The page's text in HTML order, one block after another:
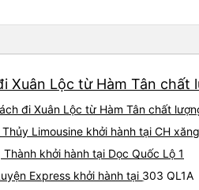
Xuân Lộc từ Hàm Tân chất
đi Xuân Lộc từ Hàm Tân chất
Thủy Limousine khởi hành tại CH
Thành khởi hành tại Dọc Quốc Lộ 1
Express khởi hành tại 303 QL1A